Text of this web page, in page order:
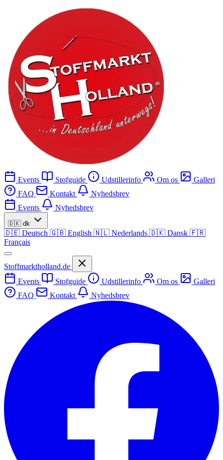
Events Stofguide Udstillerinfo Om os
Galleri
FAQ
Kontakt
Nyhedsbrev
Events
Nyhedsbrev
🇩🇰 dk
🇩🇪 Deutsch 🇬🇧 English 🇳🇱 Nederlands 🇩🇰 Dansk 🇫🇷
Français
Stoffmarktholland.de
Events
Stofguide Udstillerinfo Om os
Galleri
FAQ
Kontakt Nyhedsbrev